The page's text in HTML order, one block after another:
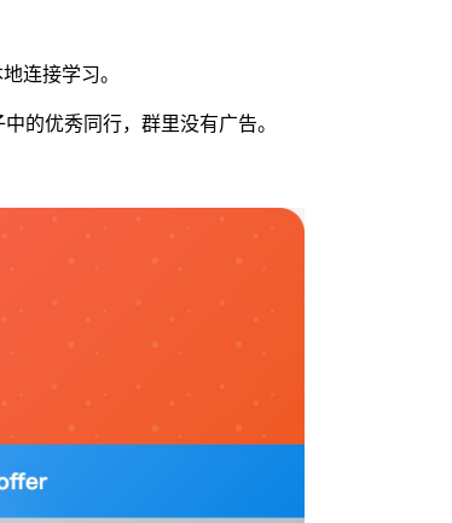
连接学习。
的优秀同行，群里没有广告。